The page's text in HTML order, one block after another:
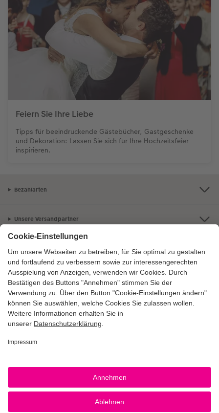
Feiern Sie Ihre Liebe
Tipps für beeindruckende Gästebücher, Gastgeschenke
und Dekoration: Lassen Sie sich für Ihre Hochzeitsfeier
inspirieren.
Bezahlarten
Unsere Versandpartner
Qualität & Sicherheit
Zertifizierungen & Initiativen
CEWE Fotowelt
Service